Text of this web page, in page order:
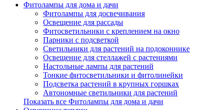
Фитолампы для дома и дачи
Фитолампы для досвечивания
Освещение для рассады
Фитосветильники с креплением на окно
Парники с подсветкой
Светильники для растений на подоконнике
Освещение для стеллажей с растениями
Настольные лампы для растений
Тонкие фитосветильники и фитолинейки
Подсветка растений в крупных горшках
Автономные светильники для растений
Показать все Фитолампы для дома и дачи